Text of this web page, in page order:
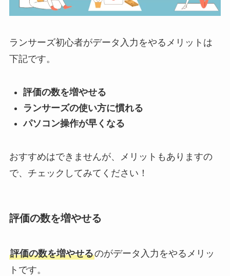
ランサーズ初心者がデータ入力をやるメリットは
下記です。
評価の数を増やせる
ランサーズの使い方に慣れる
パソコン操作が早くなる
おすすめはできませんが、メリットもありますの
で、チェックしてみてください！
評価の数を増やせる
評価の数を増やせるのがデータ入力をやるメリッ
トです。